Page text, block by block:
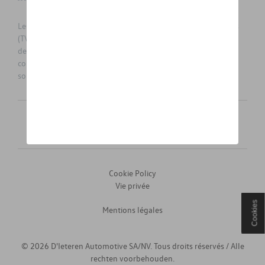
Les prix affichés sur le présent site sont des prix recommandés
(TVAc), hors éventuels frais de montage. Pour connaitre le prix
de vente actuel et les éventuels frais de montage, veuillez
contacter votre concessionnaire/agent. Les prix recommandés
sont sujets à des changements sans préavis.
Mentions légales
Cookie Policy
Vie privée
© 2026 D'Ieteren Automotive SA/NV. Tous droits réservés / Alle
rechten voorbehouden.
Cookies